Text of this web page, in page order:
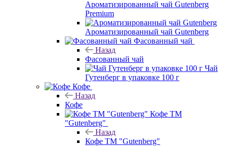
Ароматизированный чай Gutenberg
Premium
Ароматизированный чай Gutenberg
Фасованный чай
Назад
Фасованный чай
Чай
Гутенберг в упаковке 100 г
Кофе
Назад
Кофе
Кофе ТМ
"Gutenberg"
Назад
Кофе ТМ "Gutenberg"